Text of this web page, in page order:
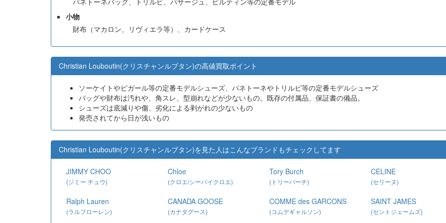
小物
財布（マカロン、リヴィエラ等）、カードケース
Christian Louboutin(クリスチャンルブタン)の高値買取ポイント
ソーケイトやピガール等の定番モデルシューズ、パネトーネやトリルビ等の定番モデルシューズ
バッグや財布は汚れや、角スレ、型崩れなどが少ないもの。既存の付属品、保証書の備品。
シューズは底減りや傷、劣化による剥がれの少ないもの
発売されてから日が浅いもの
Christian Louboutin(クリスチャンルブタン)を見た人はこんなブランドもチェックしてます
JIMMY CHOO
(ジミー チュウ)
Chloe
(クロエ/シーバイクロエ)
Tory Burch
(トリーバーチ)
CELINE
(セリーヌ)
Ralph Lauren
(ラルフローレン)
CANADA GOOSE
(カナダグース)
COMME des GARCONS
(コムデギャルソン)
SAINT JAMES
(セントジェームズ)